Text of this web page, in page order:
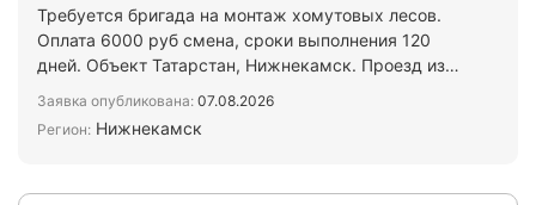
Требуется бригада на монтаж хомутовых лесов.
Оплата 6000 руб смена, сроки выполнения 120
дней. Объект Татарстан, Нижнекамск. Проезд из
Заявка опубликована: 07.08.2026
Регион: Нижнекамск